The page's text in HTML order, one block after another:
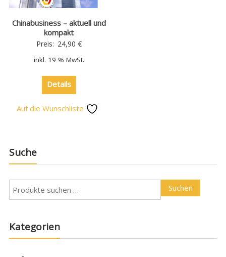
Chinabusiness – aktuell und
kompakt
Preis: 24,90 €
inkl. 19 % MwSt.
Details
Auf die Wunschliste
Suche
Suchen
Kategorien